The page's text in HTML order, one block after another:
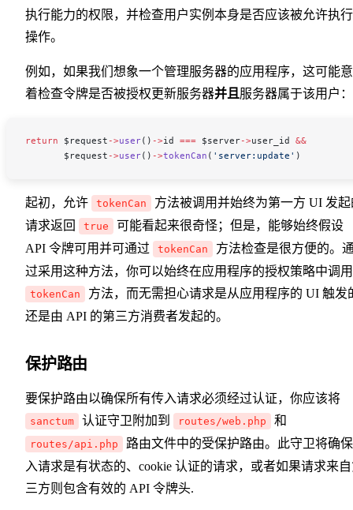
执行能力的权限，并检查用户实例本身是否应该被允许执
操作。
例如，如果我们想象一个管理服务器的应用程序，这可能
着检查令牌是否被授权更新服务器并且 服务器属于该用户：
return $request ->user() ->id === $server->user_id &&
       $request
->user() ->tokenCan ( 'server:update' )
起初，允许 tokenCan
方法被调用并始终为第一方 UI 发起
请求返回
true
可能看起来很奇怪；但是，能够始终假设
API 令牌可用并可通过
tokenCan
方法检查是很方便的。
过采用这种方法，你可以始终在应用程序的授权策略中调用
tokenCan
方法，而无需担心请求是从应用程序的 UI 触发
还是由 API 的第三方消费者发起的。
保护路由
要保护路由以确保所有传入请求必须经过认证，你应该将
sanctum 认证守卫附加到 routes/web.php 和
routes/api.php
路由文件中的受保护路由。此守卫将确
入请求是有状态的、cookie 认证的请求，或者如果请求来
三方则包含有效的 API 令牌头.